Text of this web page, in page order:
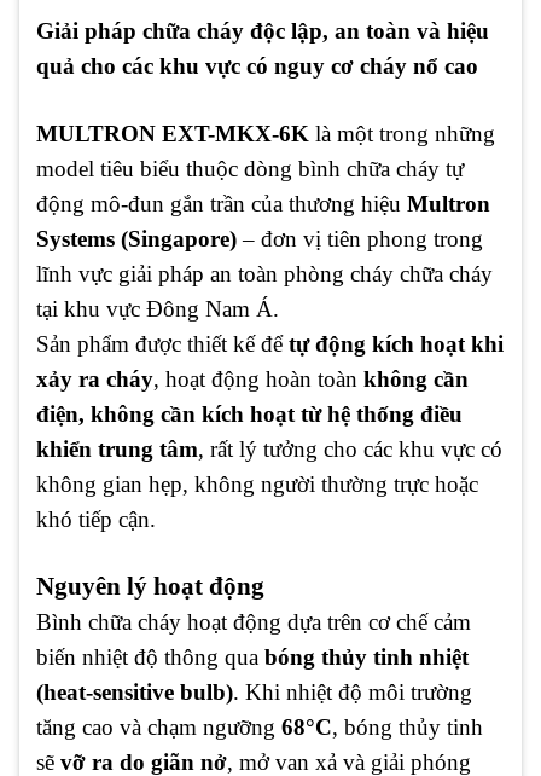
Giải pháp chữa cháy độc lập, an toàn và hiệu
quả cho các khu vực có nguy cơ cháy nổ cao
MULTRON EXT-MKX-6K là một trong những
model tiêu biểu thuộc dòng bình chữa cháy tự
động mô-đun gắn trần của thương hiệu Multron
Systems (Singapore)– đơn vị tiên phong trong
lĩnh vực giải pháp an toàn phòng cháy chữa cháy
tại khu vực Đông Nam Á.
Sản phẩm được thiết kế đểtự động kích hoạt khi
xảy ra cháy, hoạt động hoàn toàn không cần
điện, không cần kích hoạt từ hệ thống điều
khiển trung tâm, rất lý tưởng cho các khu vực có
không gian hẹp, không người thường trực hoặc
khó tiếp cận.
Nguyên lý hoạt động
Bình chữa cháy hoạt động dựa trên cơ chế cảm
biến nhiệt độ thông qua bóng thủy tinh nhiệt
(heat-sensitive bulb). Khi nhiệt độ môi trường
tăng cao và chạm ngưỡng 68°C, bóng thủy tinh
sẽ vỡ ra do giãn nở, mở van xả và giải phóng